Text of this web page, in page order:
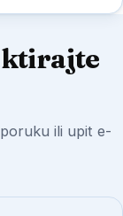
ili upit e-